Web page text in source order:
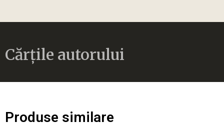
Cărțile autorului
Produse similare